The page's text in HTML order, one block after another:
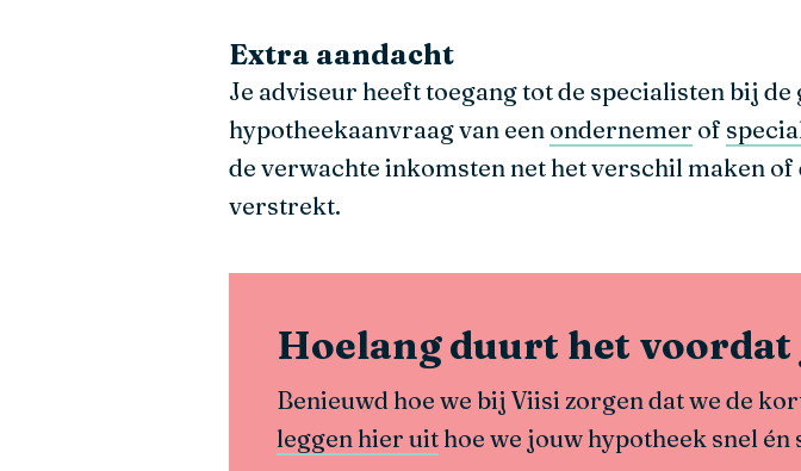
Extra aandacht
Je adviseur heeft toegang tot de specialisten bij
hypotheekaanvraag van een ondernemer of
de verwachte inkomsten net het verschil maken
verstrekt.
Hoelang duurt het
Benieuwd hoe we bij Viisi zorgen dat we de
leggen hier uithoe we jouw hypotheek snel